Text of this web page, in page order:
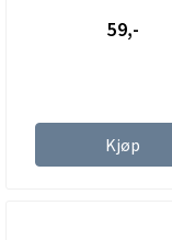
59,-
Kjøp